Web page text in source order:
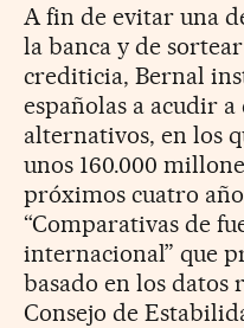
A fin de evitar una
la banca y de
crediticia, Bernal
españolas a acudir
alternativos, en los
unos 160.000
próximos cuatro
“Comparativas de
internacional” que
basado en los datos
Consejo de